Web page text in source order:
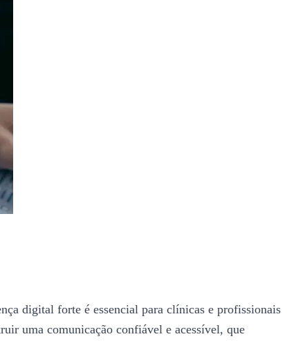
digital forte é essencial para clínicas e profissionais
uma comunicação confiável e acessível, que